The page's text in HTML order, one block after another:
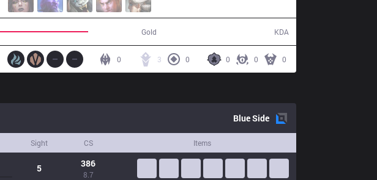
Gold KDA
0 0 0
3 0
0
BlueSide
Sight CS Items
5 386
8.7